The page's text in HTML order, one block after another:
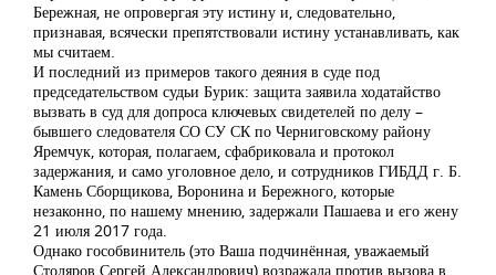
Бережная, не опровергая эту истину и, следовательно,
признавая, всячески препятствовали истину устанавливать, как
мы считаем.
И последний из примеров такого деяния в суде под
председательством судьи Бурик: защита заявила ходатайство
вызвать в суд для допроса ключевых свидетелей по делу –
бывшего следователя СО СУ СК по Черниговскому району
Яремчук, которая, полагаем, сфабриковала и протокол
задержания, и само уголовное дело, и сотрудников ГИБДД г. Б.
Камень Сборщикова, Воронина и Бережного, которые
незаконно, по нашему мнению, задержали Пашаева и его жену
21 июля 2017 года.
Однако гособвинитель (это Ваша подчинённая, уважаемый
Столяров Сергей Александрович) возражала против вызова в